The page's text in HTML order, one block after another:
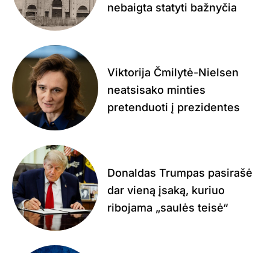
nebaigta statyti bažnyčia
Viktorija Čmilytė-Nielsen
neatsisako minties
pretenduoti į prezidentes
Donaldas Trumpas pasirašė
dar vieną įsaką, kuriuo
ribojama „saulės teisė“